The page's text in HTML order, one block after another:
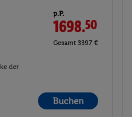
p.P.
1698.50
Gesamt 3397 €
der
Buchen